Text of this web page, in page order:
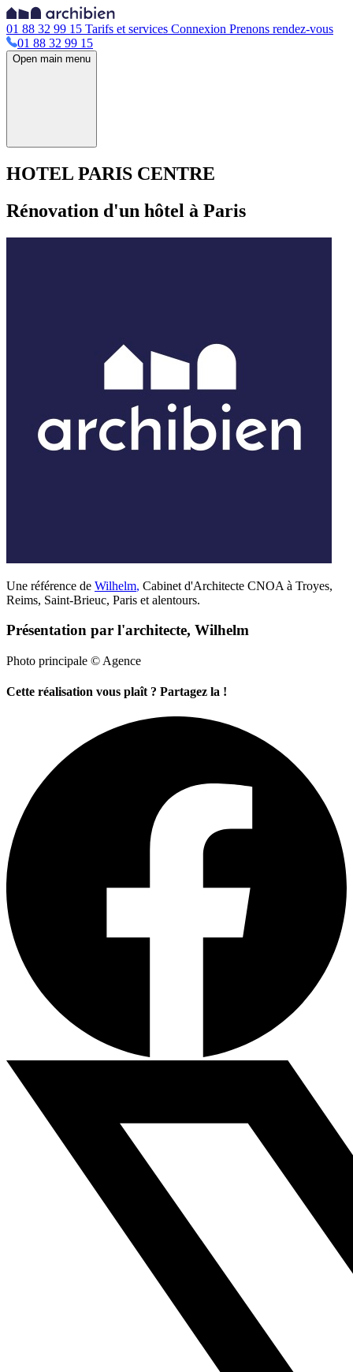
01 88 32 99 15 Tarifs et services Connexion Prenons rendez-vous
01 88 32 99 15
Open main menu
HOTEL PARIS CENTRE
Rénovation d'un hôtel à Paris
Une référence de Wilhelm, Cabinet d'Architecte CNOA à Troyes,
Reims, Saint-Brieuc, Paris et alentours.
Présentation par l'architecte, Wilhelm
Photo principale © Agence
Cette réalisation vous plaît ? Partagez la !